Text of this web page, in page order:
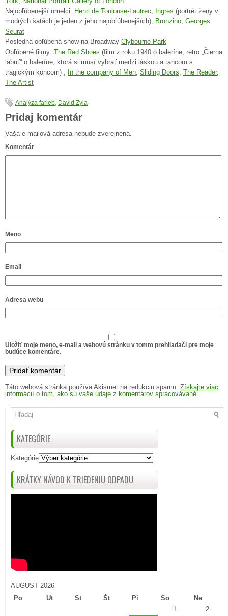
Najobľúbenejší umelci: Henri de Toulouse-Lautrec, Ingres (portrét ženy v
modrých šatách je jeden z jeho najobľúbenejších), Bronzino, Georges
Seurat
Posledná obľúbená show na Broadway Clybourne Park
Obľúbené filmy: The Red Shoes (film z roku 1940 o baleríne, retro „Čierna
labuť“ o baleríne, ktorá si musí vybrať medzi láskou a tancom s
tragickým koncom) , In the company of Men, Sliding Doors, The Reader,
The Artist
Analýza farieb, David Zyla
Pridaj komentár
Vaša e-mailová adresa nebude zverejnená.
Komentár
Meno
Email
Adresa webu
Uložiť moje meno, e-mail a webovú stránku v tomto prehliadači pre moje
budúce komentáre.
Táto webová stránka používa Akismet na redukciu spamu. Získajte viac
informácií o tom, ako sú vaše údaje z komentárov spracovávané.
KATEGÓRIE
Kategórie
KRÁTKY NÁVOD K TRIEDENIU ODPADU
AUGUST 2026
Po
Ut St Št Pi So Ne
1
2